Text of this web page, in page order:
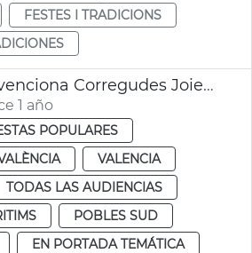
FESTES I TRADICIONS
València subvenciona Corregudes Joies de Pinedo
1 año
POPULARES
VALENCIA
TODAS LAS AUDIENCIAS
POBLES SUD
EN PORTADA TEMÁTICA